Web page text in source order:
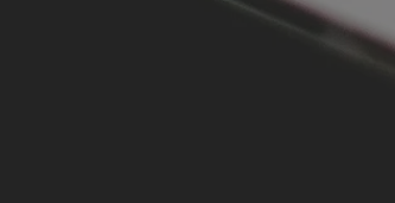
korzystanie z podstawowych funkcji strony internetowej,